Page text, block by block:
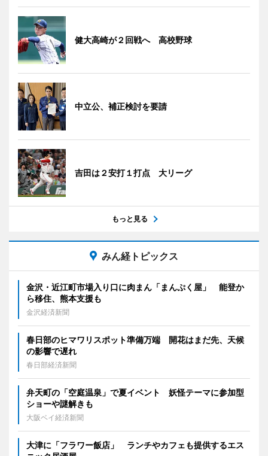
健大高崎が２回戦へ 高校野球
中立公、補正検討を要請
吉田は２安打１打点 大リーグ
もっと見る
みん経トピックス
金沢・近江町市場入り口に肉まん「まんぷく屋」 能登か
ら移住、熊本支援も
金沢経済新聞
春日部のヒマワリスポット準備万端 開花はまだ先、天候
の影響で遅れ
春日部経済新聞
弁天町の「空庭温泉」で夏イベント 妖怪テーマに参加型
ショーや謎解きも
大阪ベイ経済新聞
大津に「フラワー飯店」 ランチやカフェも提供するエス